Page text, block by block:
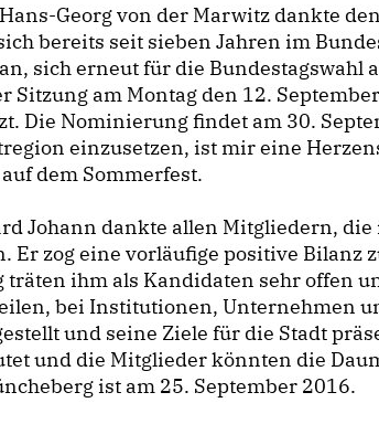
Georg von der Marwitz dankte
bereits seit sieben Jahren im
sich erneut für die Bundestagswahl
Sitzung am Montag den 12.
Die Nominierung findet am 30.
einzusetzen, ist mir eine
dem Sommerfest.
Johann dankte allen Mitgliedern,
Er zog eine vorläufige positive Bilanz
träten ihm als Kandidaten sehr offen
bei Institutionen, Unternehmen
und seine Ziele für die Stadt
und die Mitglieder könnten die
ist am 25. September 2016.